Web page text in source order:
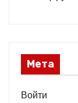
Мета
Войти